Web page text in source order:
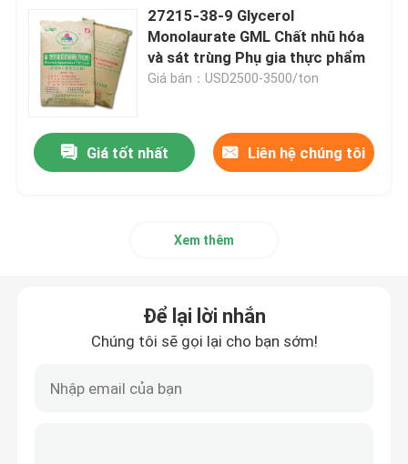
E471 Chất nhũ hóa thực phẩm
Chất nhũ hóa cấp thực phẩm
Chất nhũ hóa thực phẩm tự nhiên
Glycerol Monostearate
Chất nhũ hóa bánh cải tiến
27215-38-9 Glycerol
Monolaurate GML Chất nhũ hóa
và sát trùng Phụ gia thực phẩm
Giá bán：USD2500-3500/ton
Giá tốt nhất Liên hệ chúng tôi
Xem thêm
Để lại lời nhắn
Chúng tôi sẽ gọi lại cho bạn sớm!